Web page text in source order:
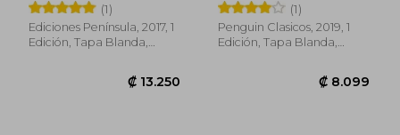
(1)
Ediciones Península, 2017, 1
Edición, Tapa Blanda,
(1)
Penguin Clasicos, 2019, 1
Edición, Tapa Blanda,